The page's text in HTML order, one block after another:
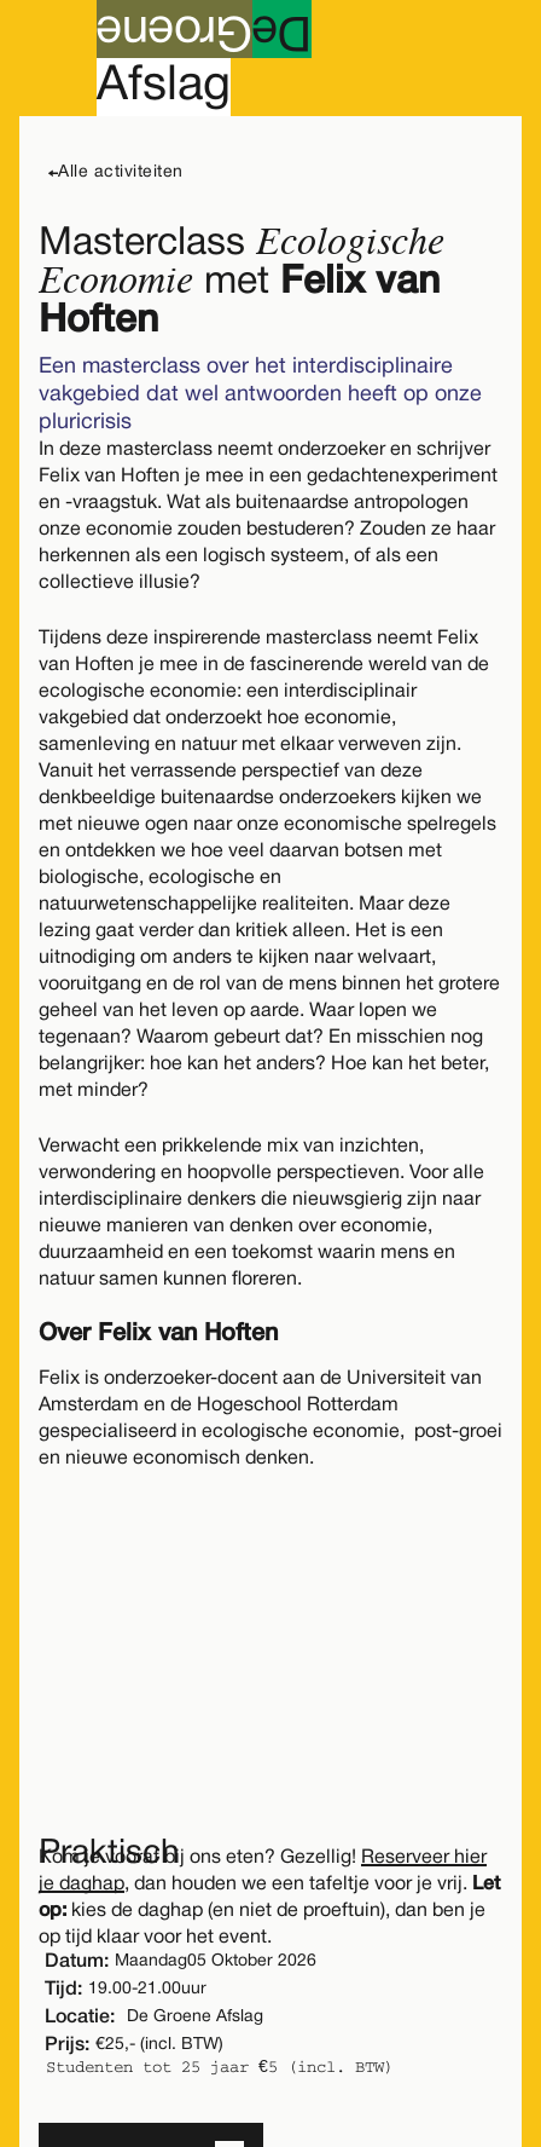
G
roene D
e
Afslag
lezing & gesprek
Alle activiteiten
Masterclass Ecologische
Economie met Felix van
Hoften
Een masterclass over het interdisciplinaire
vakgebied dat wel antwoorden heeft op onze
pluricrisis
In deze masterclass neemt onderzoeker en schrijver
Felix van Hoften je mee in een gedachtenexperiment
en -vraagstuk. Wat als buitenaardse antropologen
onze economie zouden bestuderen? Zouden ze haar
herkennen als een logisch systeem, of als een
collectieve illusie?
Tijdens deze inspirerende masterclass neemt Felix
van Hoften je mee in de fascinerende wereld van de
ecologische economie: een interdisciplinair
vakgebied dat onderzoekt hoe economie,
samenleving en natuur met elkaar verweven zijn.
Vanuit het verrassende perspectief van deze
denkbeeldige buitenaardse onderzoekers kijken we
met nieuwe ogen naar onze economische spelregels
en ontdekken we hoe veel daarvan botsen met
biologische, ecologische en
natuurwetenschappelijke realiteiten. Maar deze
lezing gaat verder dan kritiek alleen. Het is een
uitnodiging om anders te kijken naar welvaart,
vooruitgang en de rol van de mens binnen het grotere
geheel van het leven op aarde. Waar lopen we
tegenaan? Waarom gebeurt dat? En misschien nog
belangrijker: hoe kan het anders? Hoe kan het beter,
met minder?
Verwacht een prikkelende mix van inzichten,
verwondering en hoopvolle perspectieven. Voor alle
interdisciplinaire denkers die nieuwsgierig zijn naar
nieuwe manieren van denken over economie,
duurzaamheid en een toekomst waarin mens en
natuur samen kunnen floreren.
Over Felix van Hoften
Felix is onderzoeker-docent aan de Universiteit van
Amsterdam en de Hogeschool Rotterdam
gespecialiseerd in ecologische economie, post-groei
en nieuwe economisch denken.
Praktisch
Kom je vooraf bij ons eten? Gezellig! Reserveer hier
je daghap, dan houden we een tafeltje voor je vrij. Let
op: kies de daghap (en niet de proeftuin), dan ben je
op tijd klaar voor het event.
Datum: Maandag05 Oktober 2026
Tijd: 19.00-21.00uur
Locatie: De Groene Afslag
Prijs: €25,- (incl. BTW)
Studenten tot 25 jaar €5 (incl. BTW)